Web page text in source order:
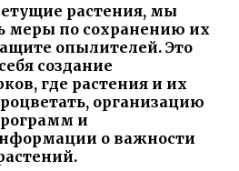
растения, мы
по сохранению их
опылителей. Это
создание
где растения и их
организацию
и
о важности